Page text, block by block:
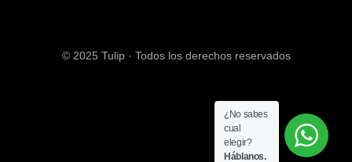
© 2025 Tulip · Todos los derechos reservados
¿No sabes
cual
elegir?
Háblanos.